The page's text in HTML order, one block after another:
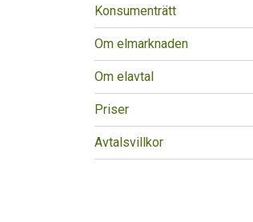
Konsumenträtt
Om elmarknaden
Om elavtal
Priser
Avtalsvillkor